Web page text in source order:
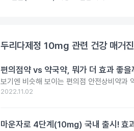
두리다제정 10mg 관련 건강 매거진
편의점약 vs 약국약, 뭐가 더 효과 좋을
보기엔 비슷해 보이는 편의점 안전상비약과
2022.11.02
마운자로 4단계(10mg) 국내 출시! 효